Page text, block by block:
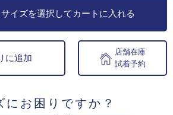
イズを選択してカートに入れる
に追加
店舗在庫
試着予約
にお困りですか？